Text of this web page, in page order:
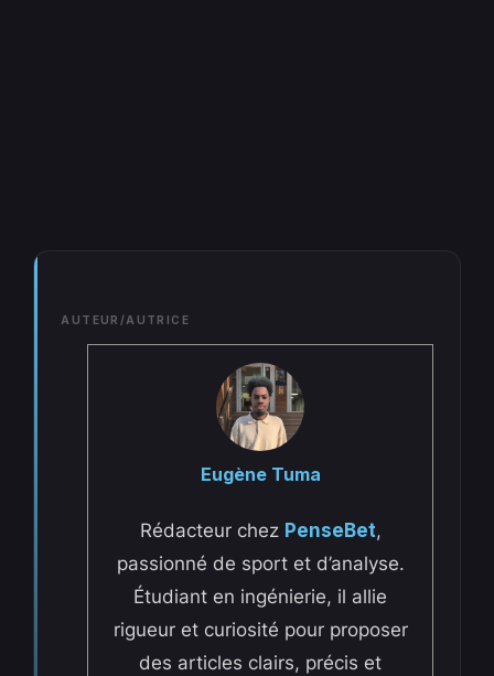
AUTEUR/AUTRICE
Eugène Tuma
Rédacteur chez PenseBet,
passionné de sport et d’analyse.
Étudiant en ingénierie, il allie
rigueur et curiosité pour proposer
des articles clairs, précis et